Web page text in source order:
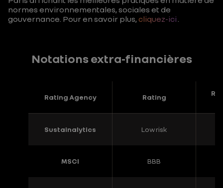
normes environnementales, sociales et de
gouvernance. Pour en savoir plus,cliquez-ici.
Notations extra-financières
Rating Agency Rating
Sustainalytics Low risk
MSCI BBB